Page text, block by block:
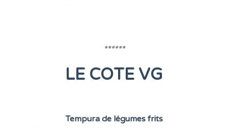
******
LE COTE VG
Tempura de légumes frits